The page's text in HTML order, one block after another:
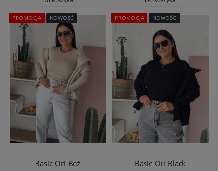
Basic Ori Beż
PROMOCJA NOWOŚĆ
Basic Ori Black
PROMOCJA NOWOŚĆ